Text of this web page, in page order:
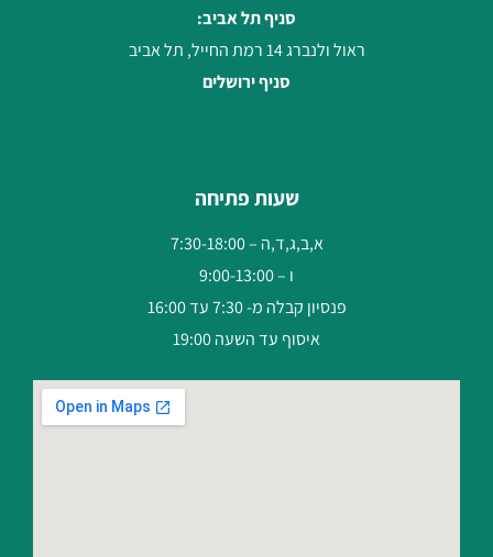
סניף תל אביב:
ראול ולנברג 14 רמת החייל, תל אביב
סניף ירושלים
שעות פתיחה
א,ב,ג,ד,ה – 7:30-18:00
ו – 9:00-13:00
פנסיון קבלה מ- 7:30 עד 16:00
איסוף עד השעה 19:00